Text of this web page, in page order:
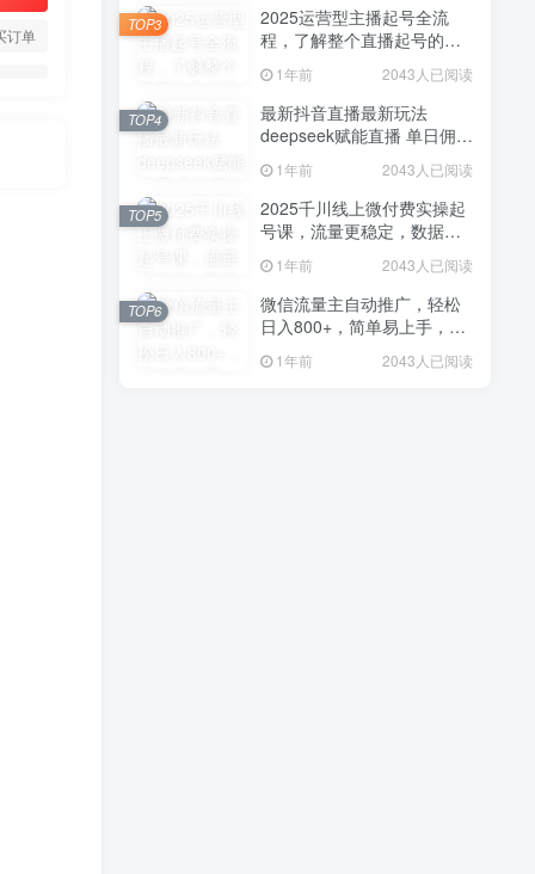
订单
2025运营型主播起号全流
程，了解整个直播起号的路
货满满)
1年前 2043人已阅读
TOP3
最新抖音直播最新玩法
deepseek赋能直播 单日佣金
1年前 2043人已阅读
TOP4
2025千川线上微付费实操起
号课，流量更稳定，数据更
1年前 2043人已阅读
TOP5
微信流量主自动推广，轻松
日入800+，简单易上手，做
1年前 2043人已阅读
TOP6